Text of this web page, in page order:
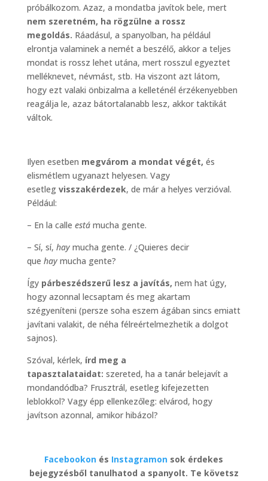
próbálkozom. Azaz, a mondatba javítok bele, mert
nem szeretném, ha rögzülne a rossz
megoldás. Ráadásul, a spanyolban, ha például
elrontja valaminek a nemét a beszélő, akkor a teljes
mondat is rossz lehet utána, mert rosszul egyeztet
melléknevet, névmást, stb. Ha viszont azt látom,
hogy ezt valaki önbizalma a kelleténél érzékenyebben
reagálja le, azaz bátortalanabb lesz, akkor taktikát
váltok.
Ilyen esetben megvárom a mondat végét, és
elismétlem ugyanazt helyesen. Vagy
esetleg visszakérdezek, de már a helyes verzióval.
Például:
– En la calle estámucha gente.
– Sí, sí, haymucha gente. / ¿Quieres decir
que haymucha gente?
Így párbeszédszerű lesz a javítás, nem hat úgy,
hogy azonnal lecsaptam és meg akartam
szégyeníteni (persze soha eszem ágában sincs emiatt
javítani valakit, de néha félreértelmezhetik a dolgot
sajnos).
Szóval, kérlek, írd meg a
tapasztalataidat: szereted, ha a tanár belejavít a
mondandódba? Frusztrál, esetleg kifejezetten
leblokkol? Vagy épp ellenkezőleg: elvárod, hogy
javítson azonnal, amikor hibázol?
Facebookon és Instagramon sok érdekes
bejegyzésből tanulhatod a spanyolt. Te követsz